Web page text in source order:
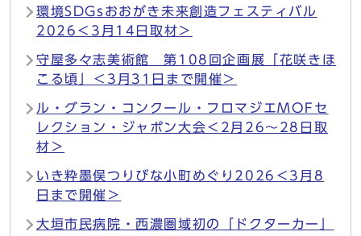
環境SDGsおおがき未来創造フェスティバル
2026＜3月14日取材＞
守屋多々志美術館 第108回企画展「花咲きほ
こる頃」＜3月31日まで開催＞
ル・グラン・コンクール・フロマジエMOFセ
レクション・ジャポン大会＜2月26～28日取
材＞
いき粋墨俣つりびな小町めぐり2026＜3月8
日まで開催＞
大垣市民病院・西濃圏域初の「ドクターカー」